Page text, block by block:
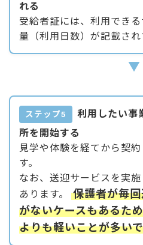
れる
受給者証には、利用でき
量（利用日数）が記載され
▼
ステップ5
利用したい事
所を開始する
見学や体験を経てから契
す。
なお、送迎サービスを実
あります。
保護者が毎
がないケースもあるた
よりも軽いことが多い